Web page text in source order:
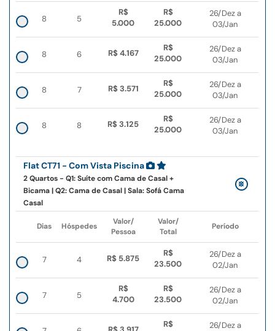
8 5
R$
5.000
R$
25.000
26/Dez a
03/Jan
8 6 R$ 4.167
R$
25.000
26/Dez a
03/Jan
8 7 R$ 3.571
R$
25.000
26/Dez a
03/Jan
8 8 R$ 3.125
R$
25.000
26/Dez a
03/Jan
Flat CT71 - Com Vista Piscina
2 Quartos - Q1: Suíte com Cama de Casal +
Bicama | Q2: Cama de Casal | Sala: Sofá Cama
Casal
Dias Hóspedes
Valor/
Pessoa
Valor/
Total
Período
7 4 R$ 5.875
R$
23.500
26/Dez a
02/Jan
7 5
R$
4.700
R$
23.500
26/Dez a
02/Jan
R$
26/Dez a